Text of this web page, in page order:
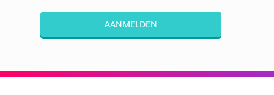
AANMELDEN